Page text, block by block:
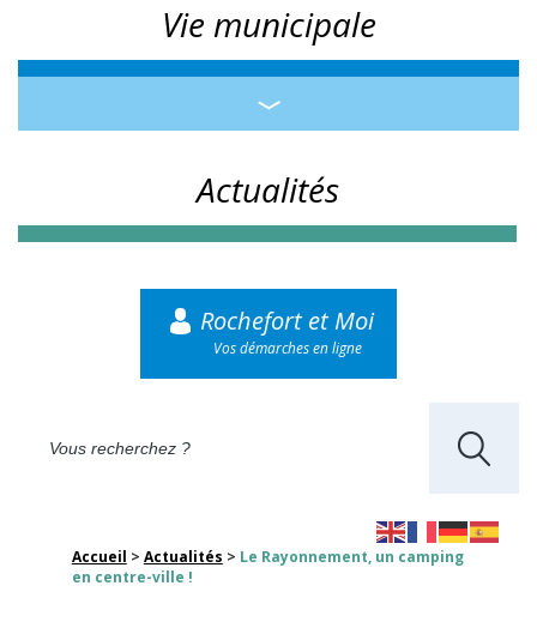
Vie municipale
Actualités
Rochefort et Moi
Vos démarches en ligne
Accueil > Actualités > Le Rayonnement, un camping
en centre-ville !